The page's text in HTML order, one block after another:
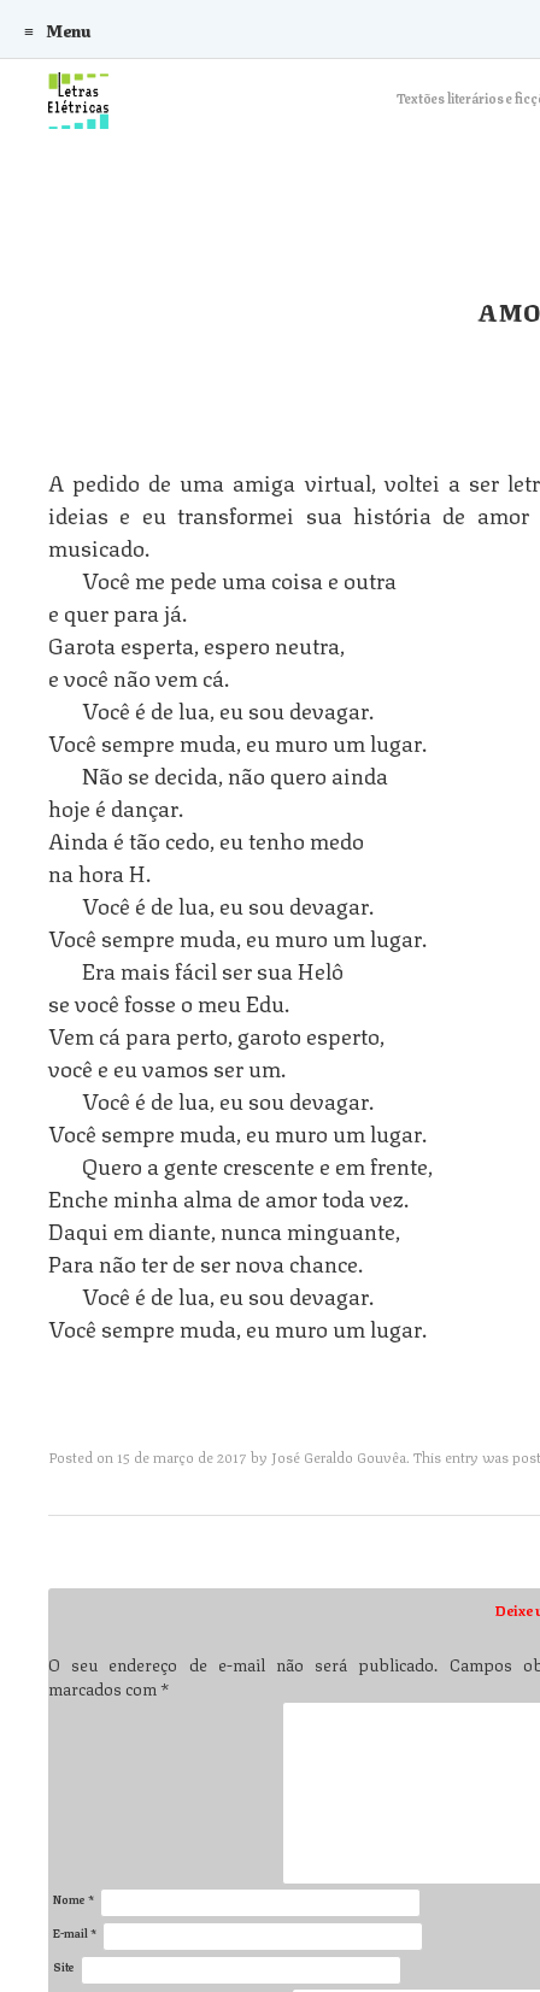
Textões literários e
Menu
Skip to content
A pedido de uma amiga virtual, voltei a ser
ideias e eu transformei sua história de
musicado.
Você me pede uma coisa e outra
e quer para já.
Garota esperta, espero neutra,
e você não vem cá.
Você é de lua, eu sou devagar.
Você sempre muda, eu muro um lugar.
Não se decida, não quero ainda
hoje é dançar.
Ainda é tão cedo, eu tenho medo
na hora H.
Você é de lua, eu sou devagar.
Você sempre muda, eu muro um lugar.
Era mais fácil ser sua Helô
se você fosse o meu Edu.
Vem cá para perto, garoto esperto,
você e eu vamos ser um.
Você é de lua, eu sou devagar.
Você sempre muda, eu muro um lugar.
Quero a gente crescente e em frente,
Enche minha alma de amor toda vez.
Daqui em diante, nunca minguante,
Para não ter de ser nova chance.
Você é de lua, eu sou devagar.
Você sempre muda, eu muro um lugar.
Posted on 15 de março de 2017 by José Geraldo Gouvêa. This entry was
Deixe
O seu endereço de e-mail não será publicado. Campos
marcados com*
Nome *
E-mail *
Site